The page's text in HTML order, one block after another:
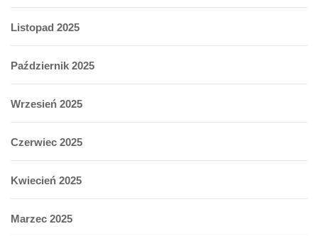
Listopad 2025
Październik 2025
Wrzesień 2025
Czerwiec 2025
Kwiecień 2025
Marzec 2025